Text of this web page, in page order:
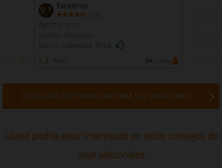
9.1 Excelente
( 12 )
Agroturismo
Napoles Campania
Massa Lubrense 3768
2 - 5 Min 34 Camas
CONSULTAR DISPONIBILIDAD PARA SUS VACACIONES.
Usted podría estar interesado en estos consejos de
viaje adicionales